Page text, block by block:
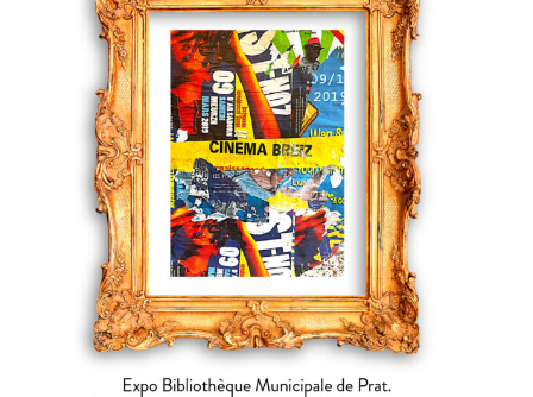
s’affiche
à
Prat